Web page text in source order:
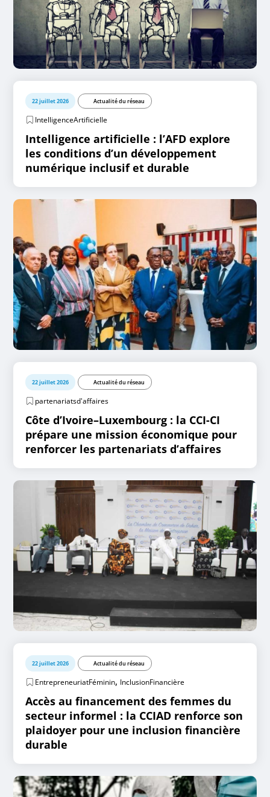
22 juillet 2026 Actualité du réseau
IntelligenceArtificielle
Intelligence artificielle : l’AFD explore
les conditions d’un développement
numérique inclusif et durable
22 juillet 2026 Actualité du réseau
partenariatsd'affaires
Côte d’Ivoire–Luxembourg : la CCI-CI
prépare une mission économique pour
renforcer les partenariats d’affaires
22 juillet 2026 Actualité du réseau
EntrepreneuriatFéminin, InclusionFinancière
Accès au financement des femmes du
secteur informel : la CCIAD renforce son
plaidoyer pour une inclusion financière
durable